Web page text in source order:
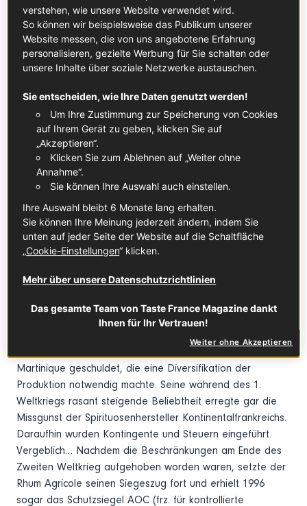
Martinique aus Zuckerrohrsaft hergestellt,
der gefiltert, fermentiert und destilliert und
dann mindestens 3 Monate bis über 3 Jahre
lang ausgebaut wird. Die im Jahr 1975
bezüglich geografischer Zone, zugelassenen
Zuckerrohrarten sowie
Herstellungstechniken dieser Spirituose vor.
Das Resultat sind Rumsorten der
Reifekategorien „blanc“ (weiß), „ambré“
(braun) oder „vieux“, die sich durch ihre
bemerkenswerte aromatische Komplexität
auszeichnen.
Das solltest du wissen
Erwähnenswert ist zunächst einmal die
Entstehungsgeschichte dieser aus reinem Zuckerrohrsaft
Martinique geschuldet, die eine Diversifikation der
Produktion notwendig machte. Seine während des 1.
Weltkriegs rasant steigende Beliebtheit erregte gar die
Missgunst der Spirituosenhersteller Kontinentalfrankreichs.
Daraufhin wurden Kontingente und Steuern eingeführt.
Vergeblich… Nachdem die Beschränkungen am Ende des
Zweiten Weltkrieg aufgehoben worden waren, setzte der
Rhum Agricole seinen Siegeszug fort und erhielt 1996
sogar das Schutzsiegel AOC (frz. für kontrollierte
verstehen, wie unsere Website verwendet wird.
So können wir beispielsweise das Publikum unserer
Website messen, die von uns angebotene Erfahrung
personalisieren, gezielte Werbung für Sie schalten oder
unsere Inhalte über soziale Netzwerke austauschen.
Sie entscheiden, wie Ihre Daten genutzt werden!
Um Ihre Zustimmung zur Speicherung von Cookies
auf Ihrem Gerät zu geben, klicken Sie auf
„Akzeptieren“.
Klicken Sie zum Ablehnen auf „Weiter ohne
Annahme“.
Sie können Ihre Auswahl auch einstellen.
Ihre Auswahl bleibt 6 Monate lang erhalten.
Sie können Ihre Meinung jederzeit ändern, indem Sie
unten auf jeder Seite der Website auf die Schaltfläche
„Cookie-Einstellungen“ klicken.
Mehr über unsere Datenschutzrichtlinien
Das gesamte Team von Taste France Magazine dankt
Ihnen für Ihr Vertrauen!
Weiter ohne Akzeptieren